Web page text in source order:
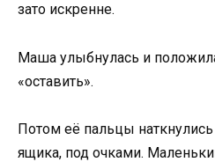
зато искренне.
Маша улыбнулась и
«оставить».
Потом её пальцы
ящика, под очками.